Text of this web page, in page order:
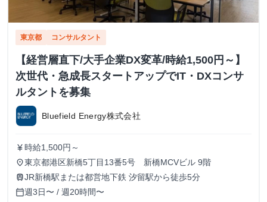
東京都 コンサルタント
【経営層直下/大手企業DX変革/時給1,500円～】
次世代・急成長スタートアップでIT・DXコンサ
ルタントを募集
Bluefield Energy株式会社
currency_yen 時給1,500円～
place東京都港区新橋5丁目13番5号 新橋MCVビル 9階
trainJR新橋駅または都営地下鉄 汐留駅から徒歩5分
calendar_today週3日〜 / 週20時間〜